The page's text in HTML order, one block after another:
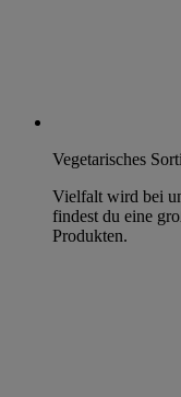
Vegetarisches
Vielfalt wird bei
findest du eine
Produkten.